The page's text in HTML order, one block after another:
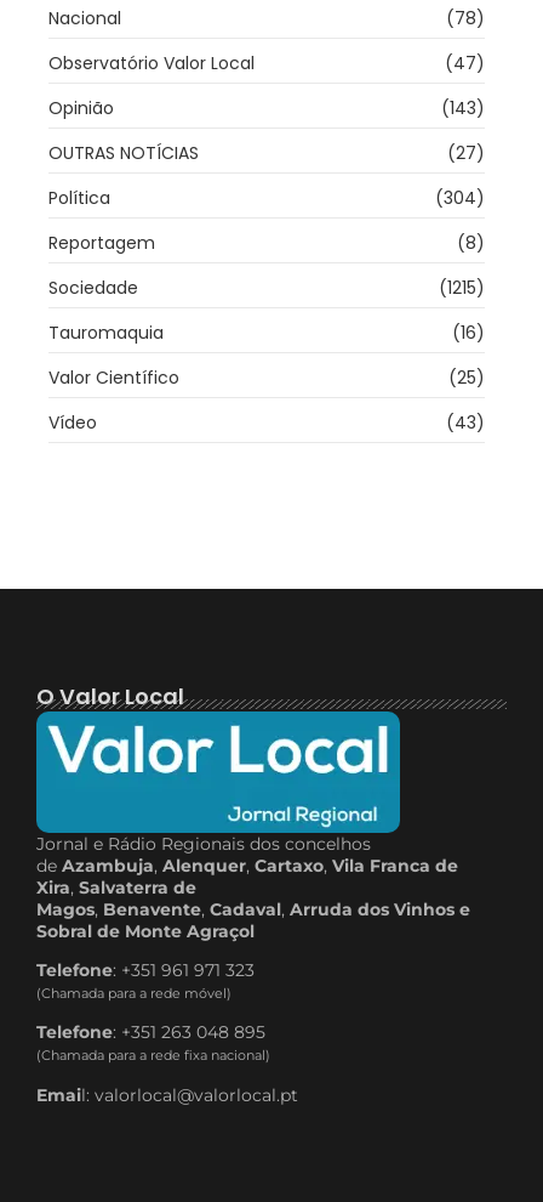
Nacional
(78)
Observatório Valor Local
(47)
Opinião
(143)
OUTRAS NOTÍCIAS
(27)
Política
(304)
Reportagem
(8)
Sociedade
(1215)
Tauromaquia
(16)
Valor Científico
(25)
Vídeo
(43)
O Valor Local
Jornal e Rádio Regionais dos concelhos
de Azambuja, Alenquer, Cartaxo, Vila Franca de
Xira, Salvaterra de
Magos, Benavente, Cadaval, Arruda dos Vinhos e
Sobral de Monte Agraçol
Telefone: +351 961 971 323
(Chamada para a rede móvel)
Telefone: +351 263 048 895
(Chamada para a rede fixa nacional)
Email: valorlocal@valorlocal.pt